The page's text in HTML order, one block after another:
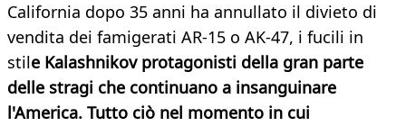
California dopo 35 anni ha annullato il divieto di
vendita dei famigerati AR-15 o AK-47, i fucili in
stile Kalashnikov protagonisti della gran parte
delle stragi che continuano a insanguinare
l'America. Tutto ciò nel momento in cui